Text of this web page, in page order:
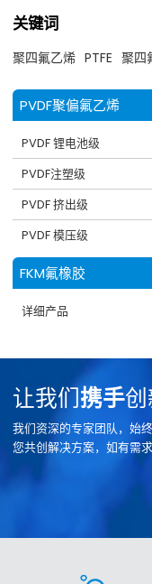
关键词
聚四氟乙烯 PTFE 聚四
PVDF聚偏氟乙烯
PVDF 锂电池级
PVDF注塑级
PVDF 挤出级
PVDF 模压级
FKM氟橡胶
详细产品
让我们携手
我们资深的专家团队，始
您共创解决方案，如有需